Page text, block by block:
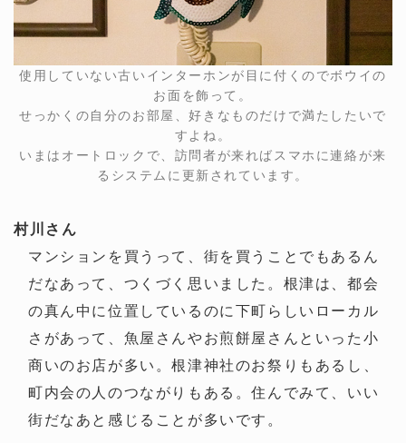
使用していない古いインターホンが目に付くのでボウイの
お面を飾って。
せっかくの自分のお部屋、好きなものだけで満たしたいで
すよね。
いまはオートロックで、訪問者が来ればスマホに連絡が来
るシステムに更新されています。
村川さん
マンションを買うって、街を買うことでもあるん
だなあって、つくづく思いました。根津は、都会
の真ん中に位置しているのに下町らしいローカル
さがあって、魚屋さんやお煎餅屋さんといった小
商いのお店が多い。根津神社のお祭りもあるし、
町内会の人のつながりもある。住んでみて、いい
街だなあと感じることが多いです。